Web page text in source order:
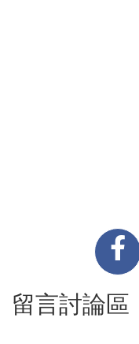
留言討論區